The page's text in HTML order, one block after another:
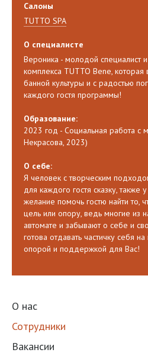
Салоны
TUTTO SPA
О специалисте
Вероника - молодой специалист
комплекса TUTTO Bene,
банной культуры и с радостью
каждого гостя программы!
Образование:
2023 год - Социальная работа с
Некрасова, 2023)
О себе:
Я человек с творческим
для каждого гостя сказку, также
желание помочь гостю найти то,
цель или опору, ведь многие из
автомате и забывают о себе и
готова отдавать частичку себя
опорой и поддержкой для Вас!
О нас
Сотрудники
Вакансии